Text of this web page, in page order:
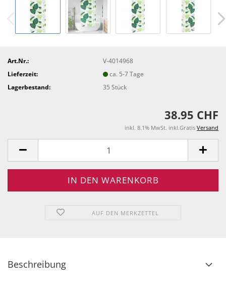
Art.Nr.:
V-4014968
Lieferzeit:
ca. 5-7 Tage
Lagerbestand:
35Stück
38.95 CHF
inkl. 8.1% MwSt. inkl.Gratis Versand
AUF DEN MERKZETTEL
Beschreibung